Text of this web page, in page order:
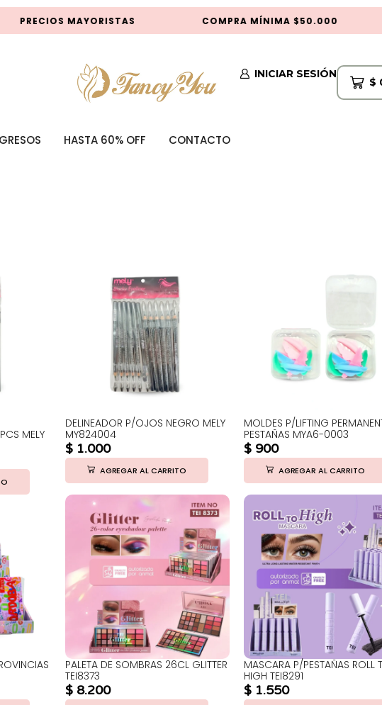
PRECIOS MAYORISTAS COMPRA MÍNIMA $50.000
INICIAR SESIÓN
$
HASTA 60% OFF CONTACTO
MELY
DELINEADOR P/OJOS NEGRO MELY
MY824004
$ 1.000
AGREGAR AL CARRITO
MOLDES P/LIFTING
PESTAÑAS MYA6-0003
$ 900
AGREGAR AL CARRITO
PALETA DE SOMBRAS 26CL GLITTER
TEI8373
$ 8.200
MASCARA P/PESTAÑAS ROLL
HIGH TEI8291
$ 1.550